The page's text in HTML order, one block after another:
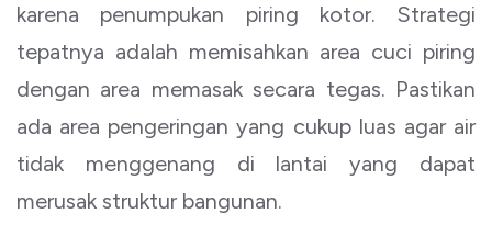
karena penumpukan piring kotor. Strategi
tepatnya adalah memisahkan area cuci piring
dengan area memasak secara tegas. Pastikan
ada area pengeringan yang cukup luas agar air
tidak menggenang di lantai yang dapat
merusak struktur bangunan.